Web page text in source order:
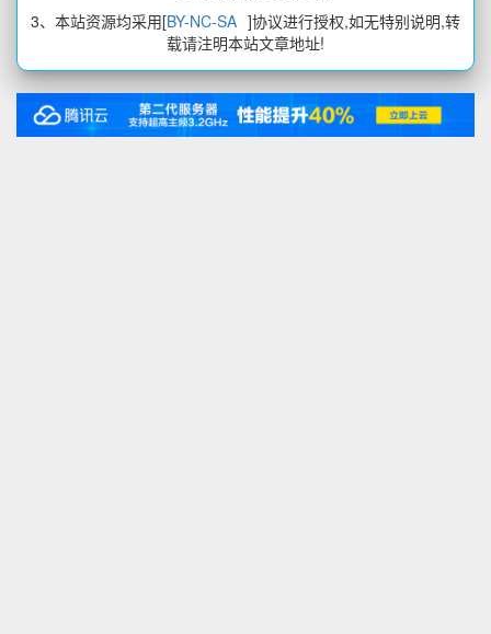
3、本站资源均采用[BY-NC-SA ]协议进行授权,如无特别说明,转
载请注明本站文章地址!